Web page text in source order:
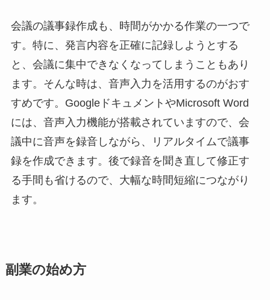
会議の議事録作成も、時間がかかる作業の一つで
す。特に、発言内容を正確に記録しようとする
と、会議に集中できなくなってしまうこともあり
ます。そんな時は、音声入力を活用するのがおす
すめです。GoogleドキュメントやMicrosoft Word
には、音声入力機能が搭載されていますので、会
議中に音声を録音しながら、リアルタイムで議事
録を作成できます。後で録音を聞き直して修正す
る手間も省けるので、大幅な時間短縮につながり
ます。
副業の始め方